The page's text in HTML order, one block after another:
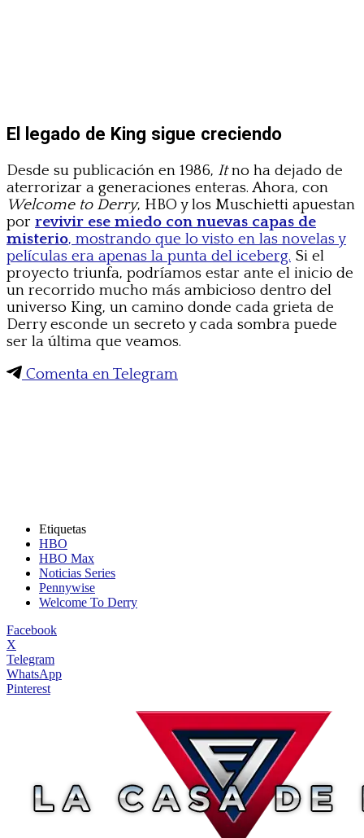
El legado de King sigue creciendo
Desde su publicación en 1986, Itno ha dejado de
aterrorizar a generaciones enteras. Ahora, con
Welcome to Derry, HBO y los Muschietti apuestan
por revivir ese miedo con nuevas capas de
misterio, mostrando que lo visto en las novelas y
películas era apenas la punta del iceberg. Si el
proyecto triunfa, podríamos estar ante el inicio de
un recorrido mucho más ambicioso dentro del
universo King, un camino donde cada grieta de
Derry esconde un secreto y cada sombra puede
ser la última que veamos.
Comenta en Telegram
Etiquetas
HBO
HBO Max
Noticias Series
Pennywise
Welcome To Derry
Facebook
X
Telegram
WhatsApp
Pinterest